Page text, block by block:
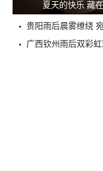
夏天的快乐 藏
贵阳雨后晨雾缭绕
广西钦州雨后双彩